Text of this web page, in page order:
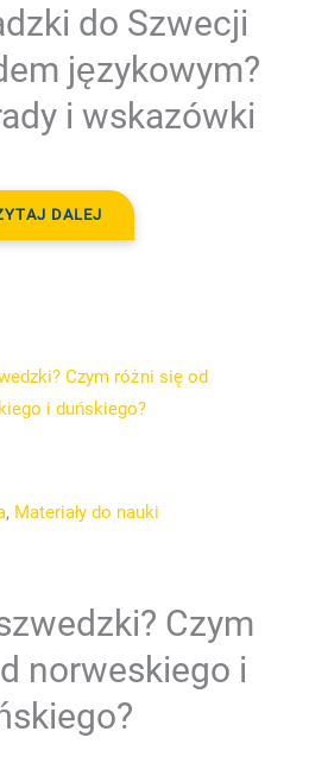
do Szwecji
językowym?
i wskazówki
DALEJ
, Materiały do nauki
Czym
norweskiego i